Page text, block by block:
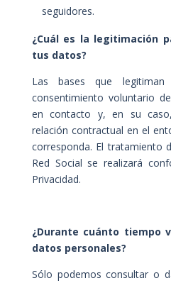
seguidores.
¿Cuál es la legitimación
tus datos?
Las bases que
consentimiento voluntario
en contacto y, en su
relación contractual en el
corresponda. El tratamiento
Red Social se realizará
Privacidad.
¿Durante cuánto tiempo
datos personales?
Sólo podemos consultar o